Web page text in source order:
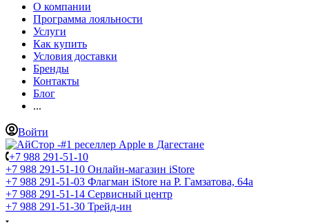
О компании
Программа лояльности
Услуги
Как купить
Условия доставки
Бренды
Контакты
Блог
...
Войти
+7 988 291-51-10
+7 988 291-51-10 Онлайн-магазин iStore
+7 988 291-51-03 Флагман iStore на Р. Гамзатова, 64а
+7 988 291-51-14 Сервисный центр
+7 988 291-51-30 Трейд-ин